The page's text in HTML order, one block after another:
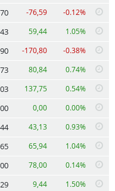
-76,59 -0.12%
59,44 1.05%
-170,80 -0.38%
80,84 0.74%
137,75 0.54%
0,00 0.00%
43,13 0.93%
65,94 1.04%
78,00 0.14%
9,44 1.50%